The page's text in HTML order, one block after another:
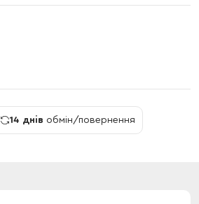
14 днів обмін/повернення